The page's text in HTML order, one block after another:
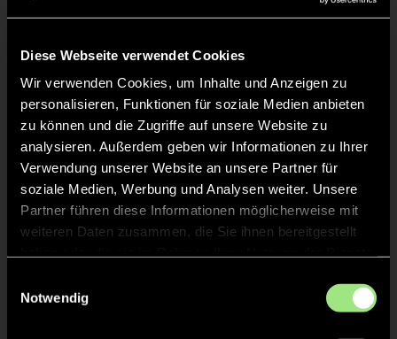
Diese Webseite verwendet Cookies
Wir verwenden Cookies, um Inhalte und Anzeigen zu
personalisieren, Funktionen für soziale Medien anbieten
zu können und die Zugriffe auf unsere Website zu
analysieren. Außerdem geben wir Informationen zu Ihrer
Verwendung unserer Website an unsere Partner für
soziale Medien, Werbung und Analysen weiter. Unsere
Partner führen diese Informationen möglicherweise mit
weiteren Daten zusammen, die Sie ihnen bereitgestellt
Notwendig
Laurin
Julius
P.
Benjamin